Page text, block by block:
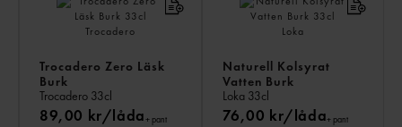
Trocadero Zero Läsk
Burk
Trocadero 33cl
89,00 kr/låda+ pant
Naturell Kolsyrat
Vatten Burk
Loka 33cl
76,00 kr/låda+ pant